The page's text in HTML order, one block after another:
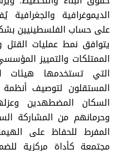
الديموغرافية والجغرافية
على حساب الفلسطينيين
يتوافق نمط عمليات القتل
الممتلكات والتمييز
التي تستخدمها هيئات
المستقلون لتوصيف
السكان المضطهدين
وحرمانهم من المشاركة
المفرط للحفاظ على
مجتمعة كأداة مركزية